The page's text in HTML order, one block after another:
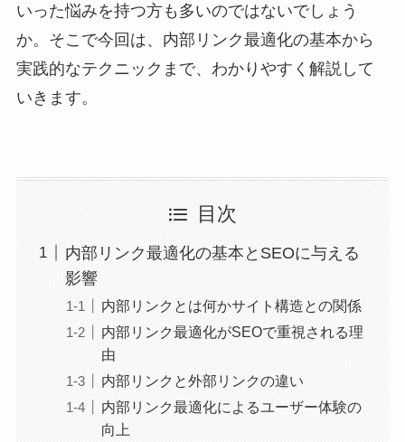
いった悩みを持つ方も多いのではないでしょう
か。そこで今回は、内部リンク最適化の基本から
実践的なテクニックまで、わかりやすく解説して
いきます。
目次
内部リンク最適化の基本とSEOに与える
影響
内部リンクとは何かサイト構造との関係
内部リンク最適化がSEOで重視される理
由
内部リンクと外部リンクの違い
内部リンク最適化によるユーザー体験の
向上